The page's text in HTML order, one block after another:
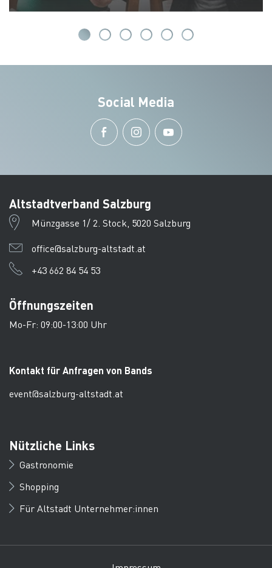
Social Media
Altstadtverband Salzburg
Münzgasse 1/ 2. Stock, 5020 Salzburg
office@salzburg-altstadt.at
+43 662 84 54 53
Öffnungszeiten
Mo-Fr: 09:00-13:00 Uhr
Kontakt für Anfragen von Bands
event@salzburg-altstadt.at
Nützliche Links
Gastronomie
Shopping
Für Altstadt Unternehmer:innen